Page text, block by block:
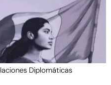
Diplomáticas